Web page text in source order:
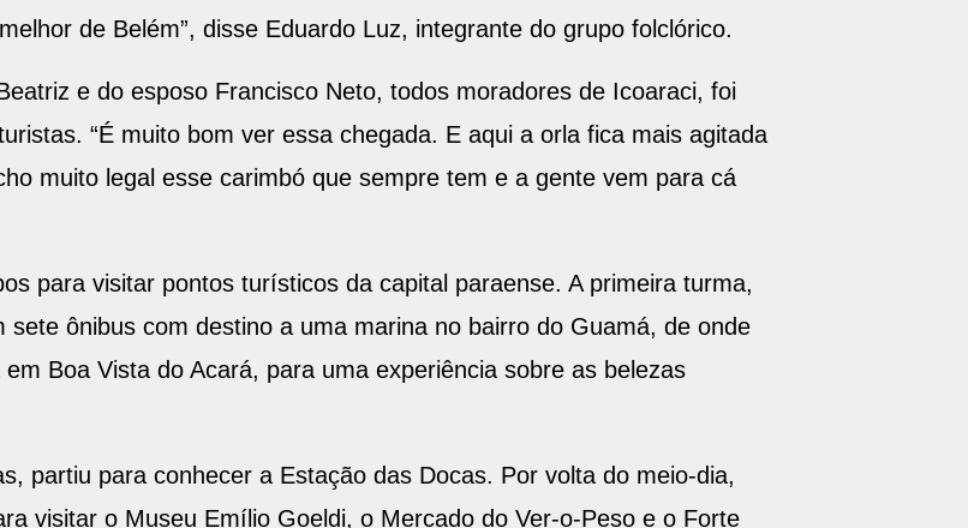
de Belém”, disse Eduardo Luz, integrante do grupo folclórico.
e do esposo Francisco Neto, todos moradores de Icoaraci, foi
“É muito bom ver essa chegada. E aqui a orla fica mais agitada
muito legal esse carimbó que sempre tem e a gente vem para cá
para visitar pontos turísticos da capital paraense. A primeira turma,
ônibus com destino a uma marina no bairro do Guamá, de onde
Boa Vista do Acará, para uma experiência sobre as belezas
partiu para conhecer a Estação das Docas. Por volta do meio-dia,
visitar o Museu Emílio Goeldi, o Mercado do Ver-o-Peso e o Forte